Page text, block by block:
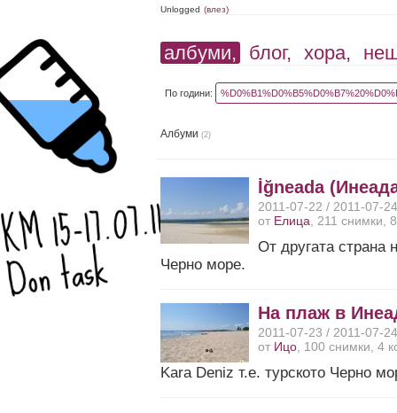
Unlogged (влез)
албуми, блог, хора,
По години:
Албуми(2)
İğneada
2011-07-22 / 2011-07-
от Елица , 211 снимки,
От другата страна
Черно море.
На плаж в
2011-07-23 / 2011-07-
от Ицо , 100 снимки, 4
Kara Deniz т.е. турското Черно